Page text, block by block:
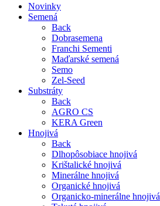
Novinky
Semená
Back
Dobrasemena
Franchi Sementi
Maďarské semená
Semo
Zel-Seed
Substráty
Back
AGRO CS
KERA Green
Hnojivá
Back
Dlhopôsobiace hnojivá
Krištalické hnojivá
Minerálne hnojivá
Organické hnojivá
Organicko-minerálne hnojivá